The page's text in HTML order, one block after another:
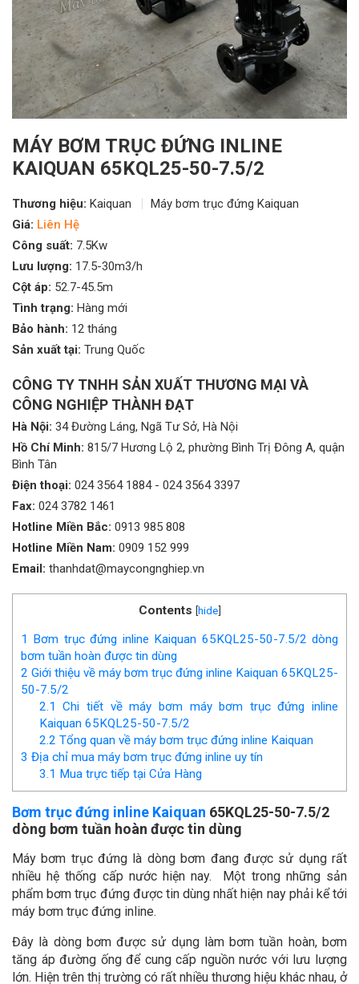
MÁY BƠM TRỤC ĐỨNG INLINE
KAIQUAN 65KQL25-50-7.5/2
Thương hiệu: Kaiquan
Máy bơm trục đứng Kaiquan
Giá: Liên Hệ
Công suất: 7.5Kw
Lưu lượng: 17.5-30m3/h
Cột áp: 52.7-45.5m
Tình trạng: Hàng mới
Bảo hành: 12 tháng
Sản xuất tại: Trung Quốc
CÔNG TY TNHH SẢN XUẤT THƯƠNG MẠI VÀ
CÔNG NGHIỆP THÀNH ĐẠT
Hà Nội: 34 Đường Láng, Ngã Tư Sở, Hà Nội
Hồ Chí Minh: 815/7 Hương Lộ 2, phường Bình Trị Đông A, quận
Bình Tân
Điện thoại: 024 3564 1884- 024 3564 3397
Fax: 024 3782 1461
Hotline Miền Bắc: 0913 985 808
Hotline Miền Nam: 0909 152 999
Email: thanhdat@maycongnghiep.vn
Contents [hide]
1 Bơm trục đứng inline Kaiquan 65KQL25-50-7.5/2 dòng
bơm tuần hoàn được tin dùng
2 Giới thiệu về máy bơm trục đứng inline Kaiquan 65KQL25-
50-7.5/2
2.1 Chi tiết về máy bơm máy bơm trục đứng inline
Kaiquan 65KQL25-50-7.5/2
2.2 Tổng quan về máy bơm trục đứng inline Kaiquan
3 Địa chỉ mua máy bơm trục đứng inline uy tín
3.1 Mua trực tiếp tại Cửa Hàng
Bơm trục đứng inline Kaiquan 65KQL25-50-7.5/2
dòng bơm tuần hoàn được tin dùng
Máy bơm trục đứng là dòng bơm đang được sử dụng rất
nhiều hệ thống cấp nước hiện nay. Một trong những sản
phẩm bơm trục đứng được tin dùng nhất hiện nay phải kể tới
máy bơm trục đứng inline.
Đây là dòng bơm được sử dụng làm bơm tuần hoàn, bơm
tăng áp đường ống để cung cấp nguồn nước với lưu lượng
lớn. Hiện trên thị trường có rất nhiều thương hiệu khác nhau, ở